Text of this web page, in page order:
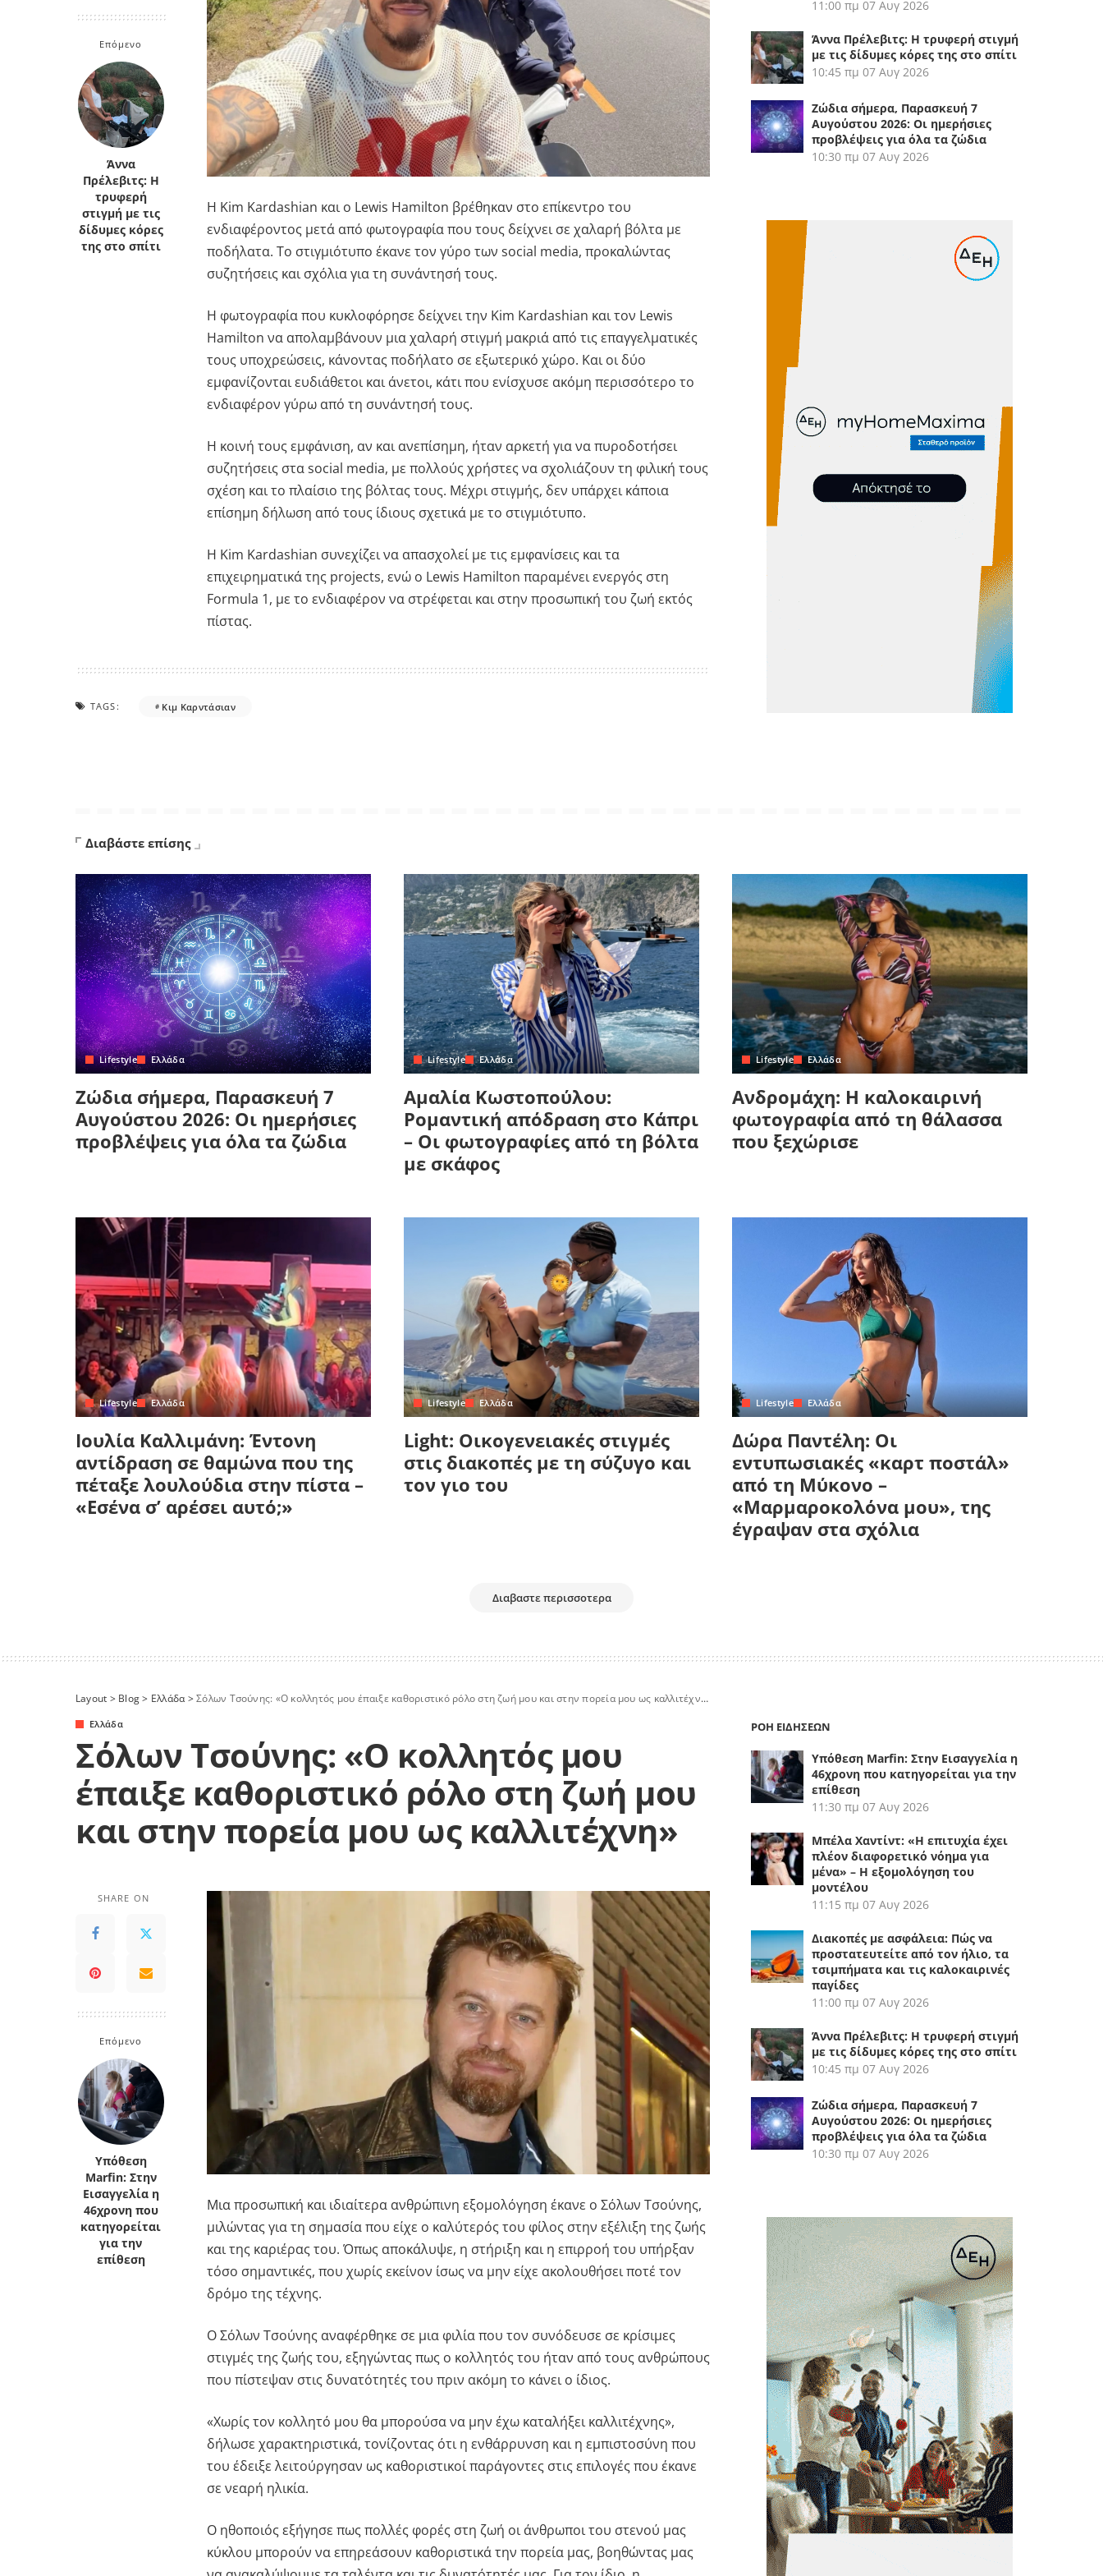
Κρήτη
Κυκλάδες
Πελοπόννησος
Πελοπόννησος
Επόμενο
Άννα
Πρέλεβιτς: Η
τρυφερή
στιγμή με τις
δίδυμες κόρες
της στο σπίτι
Η Kim Kardashian και ο Lewis Hamilton βρέθηκαν στο επίκεντρο του
ενδιαφέροντος μετά από φωτογραφία που τους δείχνει σε χαλαρή βόλτα με
ποδήλατα. Το στιγμιότυπο έκανε τον γύρο των social media, προκαλώντας
συζητήσεις και σχόλια για τη συνάντησή τους.
Η φωτογραφία που κυκλοφόρησε δείχνει την Kim Kardashian και τον Lewis
Hamilton να απολαμβάνουν μια χαλαρή στιγμή μακριά από τις επαγγελματικές
τους υποχρεώσεις, κάνοντας ποδήλατο σε εξωτερικό χώρο. Και οι δύο
εμφανίζονται ευδιάθετοι και άνετοι, κάτι που ενίσχυσε ακόμη περισσότερο το
ενδιαφέρον γύρω από τη συνάντησή τους.
Η κοινή τους εμφάνιση, αν και ανεπίσημη, ήταν αρκετή για να πυροδοτήσει
συζητήσεις στα social media, με πολλούς χρήστες να σχολιάζουν τη φιλική τους
σχέση και το πλαίσιο της βόλτας τους. Μέχρι στιγμής, δεν υπάρχει κάποια
επίσημη δήλωση από τους ίδιους σχετικά με το στιγμιότυπο.
Η Kim Kardashian συνεχίζει να απασχολεί με τις εμφανίσεις και τα
επιχειρηματικά της projects, ενώ ο Lewis Hamilton παραμένει ενεργός στη
Formula 1, με το ενδιαφέρον να στρέφεται και στην προσωπική του ζωή εκτός
πίστας.
TAGS: Κιμ Καρντάσιαν
11:00 πμ 07 Αυγ 2026
Άννα Πρέλεβιτς: Η τρυφερή στιγμή
με τις δίδυμες κόρες της στο σπίτι
10:45 πμ 07 Αυγ 2026
Ζώδια σήμερα, Παρασκευή 7
Αυγούστου 2026: Οι ημερήσιες
προβλέψεις για όλα τα ζώδια
10:30 πμ 07 Αυγ 2026
Διαβάστε επίσης
Lifestyle Ελλάδα
Ζώδια σήμερα, Παρασκευή 7
Αυγούστου 2026: Οι ημερήσιες
προβλέψεις για όλα τα ζώδια
Lifestyle Ελλάδα
Αμαλία Κωστοπούλου:
Ρομαντική απόδραση στο Κάπρι
– Οι φωτογραφίες από τη βόλτα
με σκάφος
Lifestyle Ελλάδα
Ανδρομάχη: Η καλοκαιρινή
φωτογραφία από τη θάλασσα
που ξεχώρισε
Lifestyle Ελλάδα
Ιουλία Καλλιμάνη: Έντονη
αντίδραση σε θαμώνα που της
πέταξε λουλούδια στην πίστα –
«Εσένα σ’ αρέσει αυτό;»
Lifestyle Ελλάδα
Light: Οικογενειακές στιγμές
στις διακοπές με τη σύζυγο και
τον γιο του
Lifestyle Ελλάδα
Δώρα Παντέλη: Οι
εντυπωσιακές «καρτ ποστάλ»
από τη Μύκονο –
«Μαρμαροκολόνα μου», της
έγραψαν στα σχόλια
Διαβαστε περισσοτερα
Layout > Blog> Ελλάδα>Σόλων Τσούνης: «Ο κολλητός μου έπαιξε καθοριστικό ρόλο στη ζωή μου και στην πορεία μου ως καλλιτέχνη»
Ελλάδα
Σόλων Τσούνης: «Ο κολλητός μου
έπαιξε καθοριστικό ρόλο στη ζωή μου
και στην πορεία μου ως καλλιτέχνη»
SHARE ON
Επόμενο
Υπόθεση
Marfin: Στην
Εισαγγελία η
46χρονη που
κατηγορείται
για την
επίθεση
Μια προσωπική και ιδιαίτερα ανθρώπινη εξομολόγηση έκανε ο Σόλων Τσούνης,
μιλώντας για τη σημασία που είχε ο καλύτερός του φίλος στην εξέλιξη της ζωής
και της καριέρας του. Όπως αποκάλυψε, η στήριξη και η επιρροή του υπήρξαν
τόσο σημαντικές, που χωρίς εκείνον ίσως να μην είχε ακολουθήσει ποτέ τον
δρόμο της τέχνης.
Ο Σόλων Τσούνης αναφέρθηκε σε μια φιλία που τον συνόδευσε σε κρίσιμες
στιγμές της ζωής του, εξηγώντας πως ο κολλητός του ήταν από τους ανθρώπους
που πίστεψαν στις δυνατότητές του πριν ακόμη το κάνει ο ίδιος.
«Χωρίς τον κολλητό μου θα μπορούσα να μην έχω καταλήξει καλλιτέχνης»,
δήλωσε χαρακτηριστικά, τονίζοντας ότι η ενθάρρυνση και η εμπιστοσύνη που
του έδειξε λειτούργησαν ως καθοριστικοί παράγοντες στις επιλογές που έκανε
σε νεαρή ηλικία.
Ο ηθοποιός εξήγησε πως πολλές φορές στη ζωή οι άνθρωποι του στενού μας
κύκλου μπορούν να επηρεάσουν καθοριστικά την πορεία μας, βοηθώντας μας
ΡΟΗ ΕΙΔΗΣΕΩΝ
Υπόθεση Marfin: Στην Εισαγγελία η
46χρονη που κατηγορείται για την
επίθεση
11:30 πμ 07 Αυγ 2026
Μπέλα Χαντίντ: «Η επιτυχία έχει
πλέον διαφορετικό νόημα για
μένα» – Η εξομολόγηση του
μοντέλου
11:15 πμ 07 Αυγ 2026
Διακοπές με ασφάλεια: Πώς να
προστατευτείτε από τον ήλιο, τα
τσιμπήματα και τις καλοκαιρινές
παγίδες
11:00 πμ 07 Αυγ 2026
Άννα Πρέλεβιτς: Η τρυφερή στιγμή
με τις δίδυμες κόρες της στο σπίτι
10:45 πμ 07 Αυγ 2026
Ζώδια σήμερα, Παρασκευή 7
Αυγούστου 2026: Οι ημερήσιες
προβλέψεις για όλα τα ζώδια
10:30 πμ 07 Αυγ 2026